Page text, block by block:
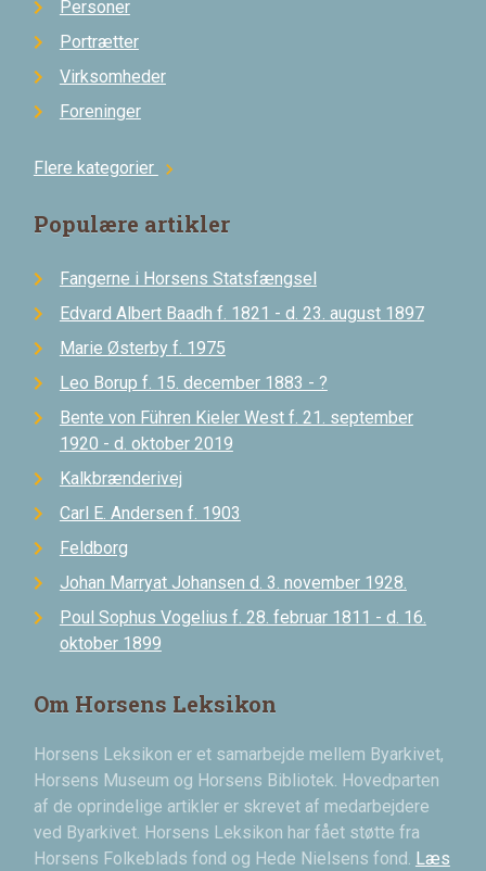
Personer
Portrætter
Virksomheder
Foreninger
Flere kategorier chevron_right
Populære artikler
Fangerne i Horsens Statsfængsel
Edvard Albert Baadh f. 1821 - d. 23. august 1897
Marie Østerby f. 1975
Leo Borup f. 15. december 1883 - ?
Bente von Führen Kieler West f. 21. september
1920 - d. oktober 2019
Kalkbrænderivej
Carl E. Andersen f. 1903
Feldborg
Johan Marryat Johansen d. 3. november 1928.
Poul Sophus Vogelius f. 28. februar 1811 - d. 16.
oktober 1899
Om Horsens Leksikon
Horsens Leksikon er et samarbejde mellem Byarkivet,
Horsens Museum og Horsens Bibliotek. Hovedparten
af de oprindelige artikler er skrevet af medarbejdere
ved Byarkivet. Horsens Leksikon har fået støtte fra
Horsens Folkeblads fond og Hede Nielsens fond. Læs